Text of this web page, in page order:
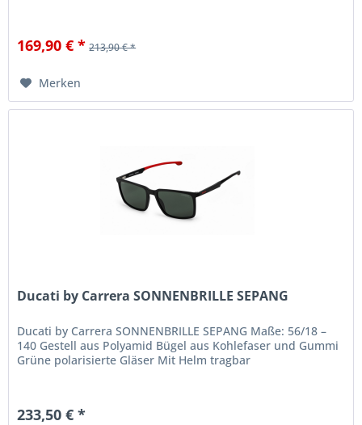
169,90 € * 213,90 € *
Merken
Ducati by Carrera SONNENBRILLE SEPANG
Ducati by Carrera SONNENBRILLE SEPANG Maße: 56/18 –
140 Gestell aus Polyamid Bügel aus Kohlefaser und Gummi
Grüne polarisierte Gläser Mit Helm tragbar
233,50 € *